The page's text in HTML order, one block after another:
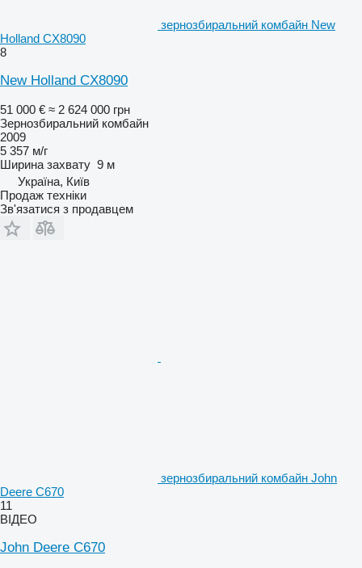
зернозбиральний комбайн New
Holland CX8090
8
New Holland CX8090
51 000 € ≈ 2 624 000 грн
Зернозбиральний комбайн
2009
5 357 м/г
Ширина захвату 9 м
Україна, Київ
Продаж техніки
Зв'язатися з продавцем
зернозбиральний комбайн John
Deere C670
11
ВІДЕО
John Deere C670